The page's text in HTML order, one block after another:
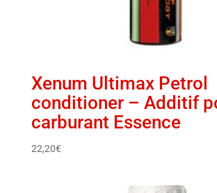
Xenum Ultimax Petrol
conditioner – Additif
carburant Essence
22,20€